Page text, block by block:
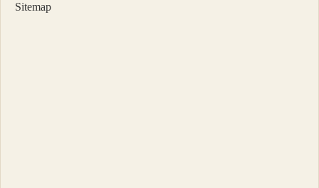
Sitemap